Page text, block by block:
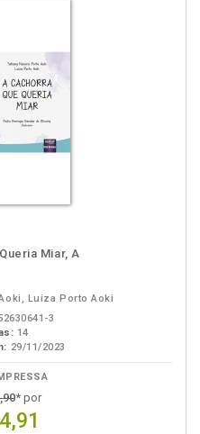
Miar, A
Luiza Porto Aoki
3
14
29/11/2023
* por